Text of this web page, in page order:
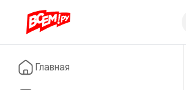
Главная